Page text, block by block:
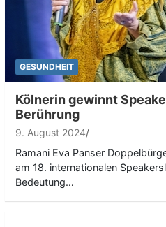
GESUNDHEIT
Kölnerin gewinnt
Berührung
9. August 2024
Ramani Eva Panser
am 18. internationalen
Bedeutung…